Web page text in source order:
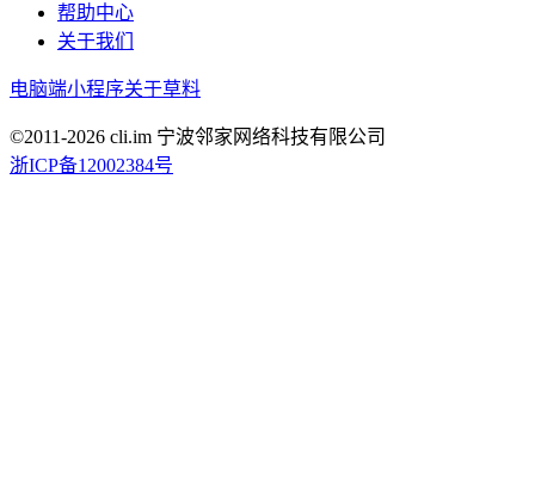
帮助中心
关于我们
电脑端小程序关于草料
©2011-2026 cli.im 宁波邻家网络科技有限公司
浙ICP备12002384号